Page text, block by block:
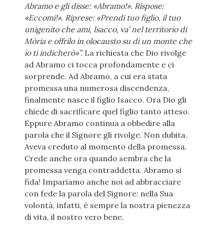
Abramo e gli disse: «Abramo!». Rispose:
«Eccomi!». Riprese: «Prendi tuo figlio, il tuo
unigenito che ami, Isacco, va’ nel territorio di
Mòria e offrilo in olocausto su di un monte che
io ti indicherò»”. La richiesta che Dio rivolge
ad Abramo ci tocca profondamente e ci
sorprende. Ad Abramo, a cui era stata
promessa una numerosa discendenza,
finalmente nasce il figlio Isacco. Ora Dio gli
chiede di sacrificare quel figlio tanto atteso.
Eppure Abramo continua a obbedire alla
parola che il Signore gli rivolge. Non dubita.
Aveva creduto al momento della promessa.
Crede anche ora quando sembra che la
promessa venga contraddetta. Abramo si
fida! Impariamo anche noi ad abbracciare
con fede la parola del Signore: nella Sua
volontà, infatti, è sempre la nostra pienezza
di vita, il nostro vero bene.